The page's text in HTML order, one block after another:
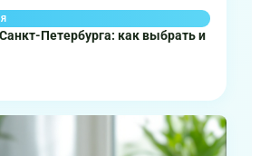
Петербурга: как выбрать и